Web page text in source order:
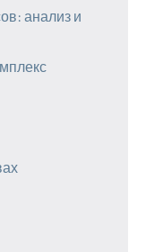
анализ и